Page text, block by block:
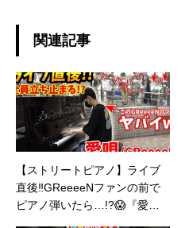
関連記事
【ストリートピアノ】ライブ
直後‼️GReeeeNファンの前で
ピアノ弾いたら…!?😱『愛